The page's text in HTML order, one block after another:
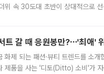
위 속 30도대 초반이 상대적으로
트 갈 때 응원봉만?⋯'최애'
화제 되는 패션·뷰티 트렌드를 소
제품을 사는 '디토(Ditto) 소비'가